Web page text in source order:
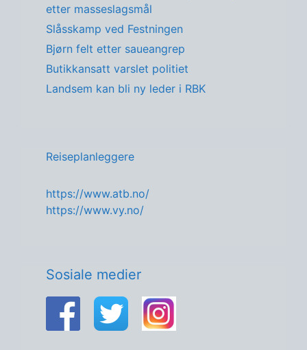
etter masseslagsmål
Slåsskamp ved Festningen
Bjørn felt etter saueangrep
Butikkansatt varslet politiet
Landsem kan bli ny leder i RBK
Reiseplanleggere
https://www.atb.no/
https://www.vy.no/
Sosiale medier